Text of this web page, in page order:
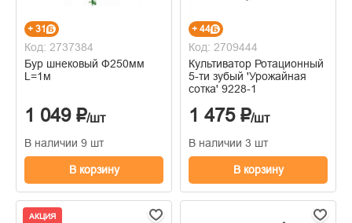
+ 31
Код: 2737384
Бур шнековый Ф250мм
L=1м
1 049 ₽/шт
В наличии 9 шт
В корзину
+ 44
Код: 2709444
Культиватор Ротационный
5-ти зубый 'Урожайная
сотка' 9228-1
1 475 ₽/шт
В наличии 3 шт
В корзину
АКЦИЯ